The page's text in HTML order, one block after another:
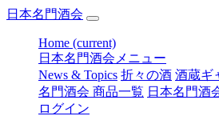
日本名門酒会
Home (current)
日本名門酒会メニュー
News & Topics 折々の酒 酒蔵ギ
名門酒会 商品一覧 日本名門酒
ログイン